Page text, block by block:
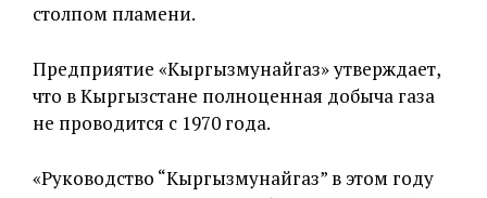
столпом пламени.
Предприятие «Кыргызмунайгаз» утверждает,
что в Кыргызстане полноценная добыча газа
не проводится с 1970 года.
«Руководство “Кыргызмунайгаз” в этом году